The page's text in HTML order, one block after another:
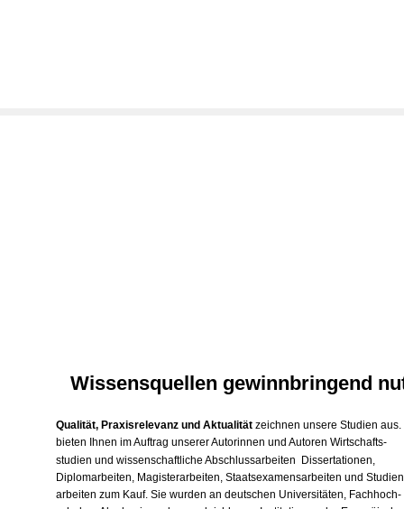
Wissensquellen gewinnbringend
Qualität, Praxisrelevanz und Aktualitätzeichnen unsere Studien aus.
bieten Ihnen im Auftrag unserer Autorinnen und Autoren Wirtschafts-
studien und wissenschaftliche Abschlussarbeiten ­ Dissertationen,
Diplomarbeiten, Magisterarbeiten, Staatsexamensarbeiten und
arbeiten zum Kauf. Sie wurden an deutschen Universitäten, Fachhoch-